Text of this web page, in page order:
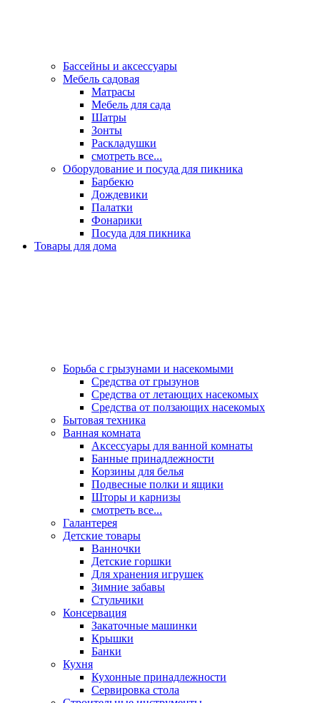
Бассейны и аксессуары
Мебель садовая
Матрасы
Мебель для сада
Шатры
Зонты
Раскладушки
смотреть все...
Оборудование и посуда для пикника
Барбекю
Дождевики
Палатки
Фонарики
Посуда для пикника
Товары для дома
Борьба с грызунами и насекомыми
Средства от грызунов
Средства от летающих насекомых
Средства от ползающих насекомых
Бытовая техника
Ванная комната
Аксессуары для ванной комнаты
Банные принадлежности
Корзины для белья
Подвесные полки и ящики
Шторы и карнизы
смотреть все...
Галантерея
Детские товары
Ванночки
Детские горшки
Для хранения игрушек
Зимние забавы
Стульчики
Консервация
Закаточные машинки
Крышки
Банки
Кухня
Кухонные принадлежности
Сервировка стола